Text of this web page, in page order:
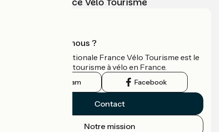
Qui sommes-nous ?
L'association nationale France Vélo Tourisme est le
guide officiel du tourisme à vélo en France.
Instagram Facebook
Contact
Notre mission